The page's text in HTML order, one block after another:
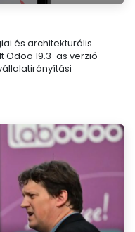
és architekturális
Odoo 19.3-as verzió